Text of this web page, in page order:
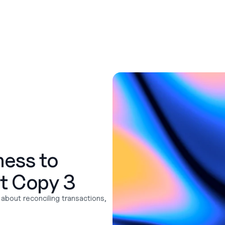
to
Copy 3
reconciling transactions,